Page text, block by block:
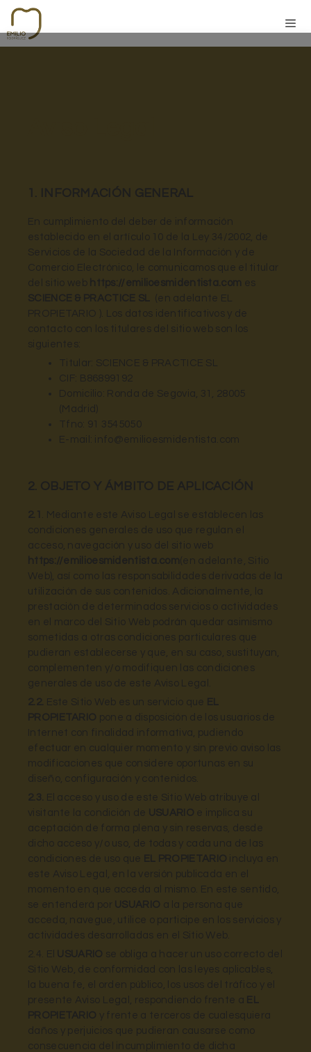
1. INFORMACIÓN GENERAL
En cumplimiento del deber de información
establecido en el artículo 10 de la Ley 34/2002, de
Servicios de la Sociedad de la Información y de
Comercio Electrónico, le comunicamos que el titular
del sitio web https://emilioesmidentista.com es
SCIENCE & PRACTICE SL
(en adelante EL
PROPIETARIO ). Los datos identificativos y de
contacto con los titulares del sitio web son los
siguientes:
Titular: SCIENCE & PRACTICE SL
CIF: B86899192
Domicilio: Ronda de Segovia, 31, 28005
(Madrid)
Tfno: 91 3545050
E-mail: info@emilioesmidentista.com
2. OBJETO Y ÁMBITO DE APLICACIÓN
2.1
. Mediante este Aviso Legal se establecen las
condiciones generales de uso que regulan el
acceso, navegación y uso del sitio web
https://emilioesmidentista.com(en adelante, Sitio
Web), así como las responsabilidades derivadas de la
utilización de sus contenidos. Adicionalmente, la
prestación de determinados servicios o actividades
en el marco del Sitio Web podrán quedar asimismo
sometidas a otras condiciones particulares que
pudieran establecerse y que, en su caso, sustituyan,
complementen y/o modifiquen las condiciones
generales de uso de este Aviso Legal.
2.2. Este Sitio Web es un servicio que EL
PROPIETARIO pone a disposición de los usuarios de
Internet con finalidad informativa, pudiendo
efectuar en cualquier momento y sin previo aviso las
modificaciones que considere oportunas en su
diseño, configuración y contenidos.
2.3.
El acceso y uso de este Sitio Web atribuye al
visitante la condición de USUARIO e implica su
aceptación de forma plena y sin reservas, desde
dicho acceso y/o uso, de todas y cada una de las
condiciones de uso que EL PROPIETARIO incluya en
este Aviso Legal, en la versión publicada en el
momento en que acceda al mismo. En este sentido,
se entenderá por USUARIO a la persona que
acceda, navegue, utilice o participe en los servicios y
actividades desarrolladas en el Sitio Web.
2.4. El
USUARIO se obliga a hacer un uso correcto del
Sitio Web, de conformidad con las leyes aplicables,
la buena fe, el orden público, los usos del tráfico y el
presente Aviso Legal, respondiendo frente a EL
PROPIETARIO y frente a terceros de cualesquiera
daños y perjuicios que pudieran causarse como
consecuencia del incumplimiento de dicha